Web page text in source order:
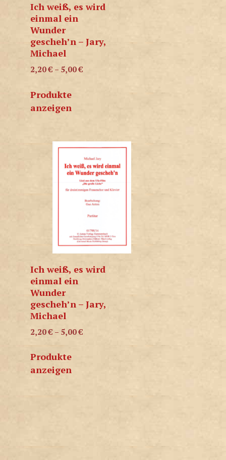
Ich weiß, es wird
einmal ein
Wunder
gescheh’n – Jary,
Michael
2,20€ – 5,00€
Produkte
anzeigen
Ich weiß, es wird
einmal ein
Wunder
gescheh’n – Jary,
Michael
2,20€ – 5,00€
Produkte
anzeigen